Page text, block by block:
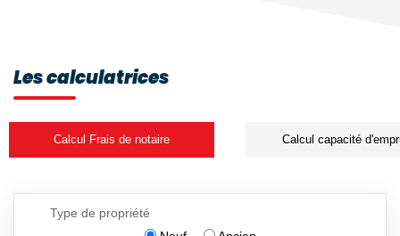
Les calculatrices
Calcul Frais de notaire Calcul capacité